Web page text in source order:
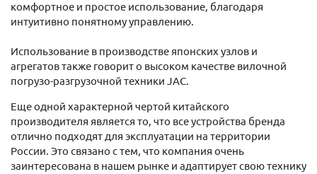
комфортное и простое использование, благодаря
интуитивно понятному управлению.
Использование в производстве японских узлов и
агрегатов также говорит о высоком качестве вилочной
погрузо-разгрузочной техники JAC.
Еще одной характерной чертой китайского
производителя является то, что все устройства бренда
отлично подходят для эксплуатации на территории
России. Это связано с тем, что компания очень
заинтересована в нашем рынке и адаптирует свою технику